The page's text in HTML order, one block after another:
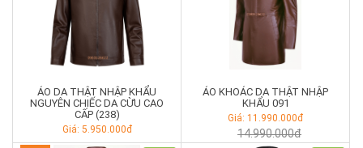
ÁO DA THẬT NHẬP KHẨU
NGUYÊN CHIẾC DA CỪU CAO
CẤP (238)
Giá: 5.950.000đ
ÁO KHOÁC DA THẬT NHẬP
KHẨU 091
Giá: 11.990.000đ
14.990.000đ